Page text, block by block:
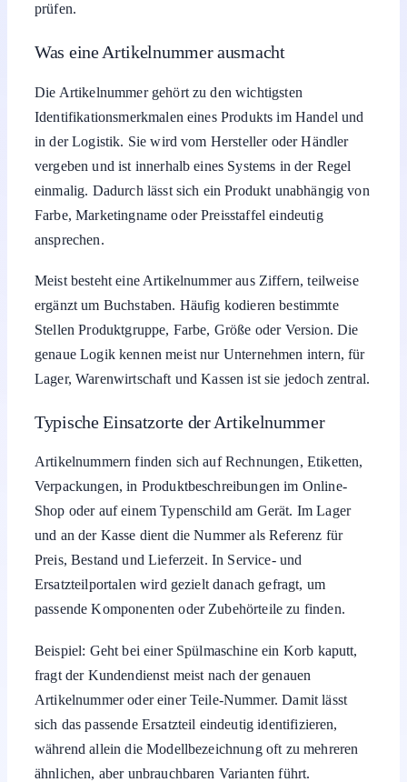
prüfen.
Was eine Artikelnummer ausmacht
Die Artikelnummer gehört zu den wichtigsten
Identifikationsmerkmalen eines Produkts im Handel und
in der Logistik. Sie wird vom Hersteller oder Händler
vergeben und ist innerhalb eines Systems in der Regel
einmalig. Dadurch lässt sich ein Produkt unabhängig von
Farbe, Marketingname oder Preisstaffel eindeutig
ansprechen.
Meist besteht eine Artikelnummer aus Ziffern, teilweise
ergänzt um Buchstaben. Häufig kodieren bestimmte
Stellen Produktgruppe, Farbe, Größe oder Version. Die
genaue Logik kennen meist nur Unternehmen intern, für
Lager, Warenwirtschaft und Kassen ist sie jedoch zentral.
Typische Einsatzorte der Artikelnummer
Artikelnummern finden sich auf Rechnungen, Etiketten,
Verpackungen, in Produktbeschreibungen im Online-
Shop oder auf einem Typenschild am Gerät. Im Lager
und an der Kasse dient die Nummer als Referenz für
Preis, Bestand und Lieferzeit. In Service- und
Ersatzteilportalen wird gezielt danach gefragt, um
passende Komponenten oder Zubehörteile zu finden.
Beispiel: Geht bei einer Spülmaschine ein Korb kaputt,
fragt der Kundendienst meist nach der genauen
Artikelnummer oder einer Teile-Nummer. Damit lässt
sich das passende Ersatzteil eindeutig identifizieren,
während allein die Modellbezeichnung oft zu mehreren
ähnlichen, aber unbrauchbaren Varianten führt.